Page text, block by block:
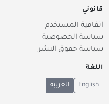
قانوني
اتفاقية المستخدم
سياسة الخصوصية
سياسة حقوق النشر
اللغة
English العربية